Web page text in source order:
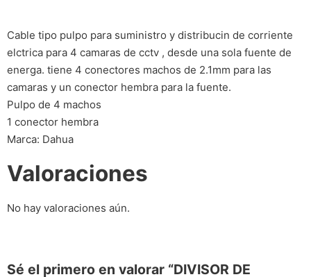
Cable tipo pulpo para suministro y distribucin de corriente
elctrica para 4 camaras de cctv , desde una sola fuente de
energa. tiene 4 conectores machos de 2.1mm para las
camaras y un conector hembra para la fuente.
Pulpo de 4 machos
1 conector hembra
Marca: Dahua
Valoraciones
No hay valoraciones aún.
Sé el primero en valorar “DIVISOR DE